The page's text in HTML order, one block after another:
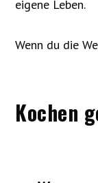
eigene Leben.
Wenn du die
Kochen